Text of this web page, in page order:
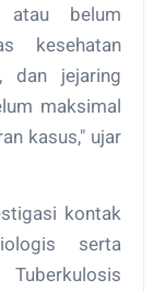
atau belum
kesehatan
dan jejaring
maksimal
kasus," ujar
kontak
serta